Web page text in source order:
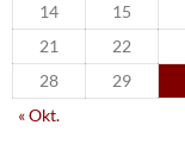
14
15
21
22
28
29
« Okt.